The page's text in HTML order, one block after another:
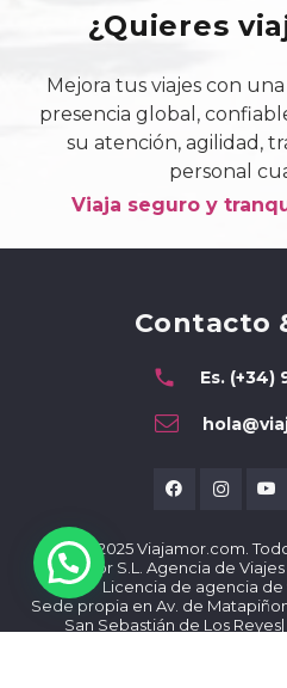
¿Quieres
Mejora tus viajes con
presencia global,
su atención, agilidad,
personal
Viaja seguro y
Contacto
phone Es. (+34)
© 2014- 2025 Viajamor.com.
Viajamor S.L. Agencia de Viajes
Licencia de agencia de
Sede propia en Av. de
San Sebastián de Los